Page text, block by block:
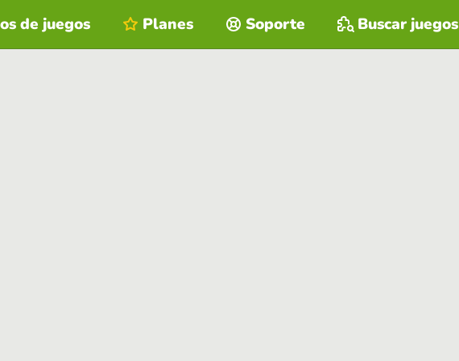
de juegos Planes Soporte Buscar juegos